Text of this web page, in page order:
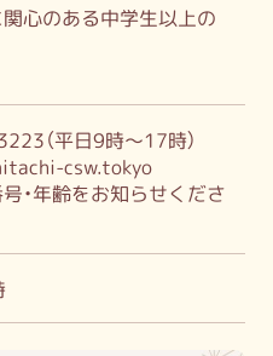
心のある中学生以上の
（平日9時～17時）
csw.tokyo
号・年齢をお知らせくださ